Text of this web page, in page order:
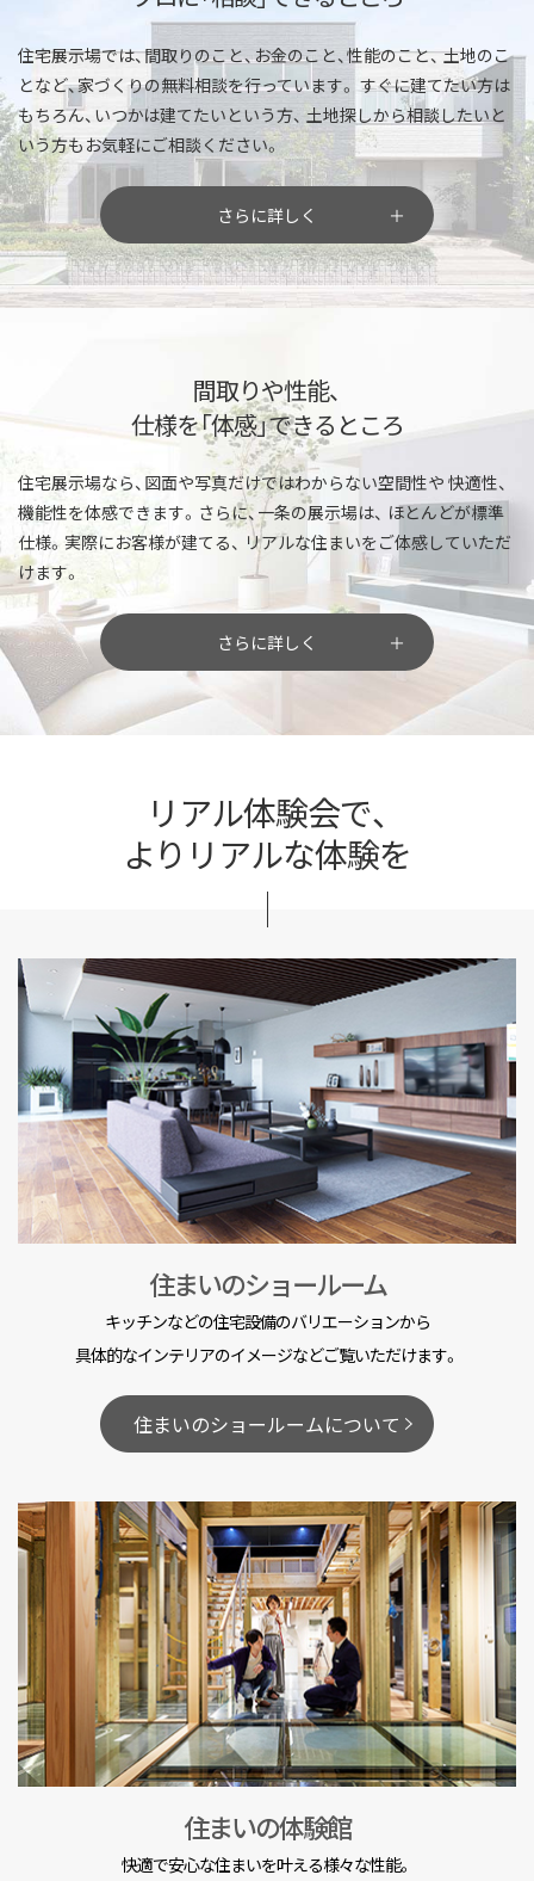
住宅展示場では、間取りのこと、お金のこと、性能のこと、土地のこ
となど、家づくりの無料相談を行っています。 すぐに建てたい方は
もちろん、いつかは建てたいという方、 土地探しから相談したいと
いう方もお気軽にご相談ください。
さらに詳しく
間取りや性能、
仕様を「体感」できるところ
住宅展示場なら、図面や写真だけではわからない空間性や 快適性、
機能性を体感できます。さらに、一条の展示場は、 ほとんどが標準
仕様。実際にお客様が建てる、 リアルな住まいをご体感していただ
けます。
さらに詳しく
リアル体験会で、
よりリアルな体験を
住まいのショールーム
キッチンなどの住宅設備のバリエーションから
具体的なインテリアのイメージなどご覧いただけます。
住まいのショールームについて
住まいの体験館
快適で安心な住まいを叶える様々な性能。